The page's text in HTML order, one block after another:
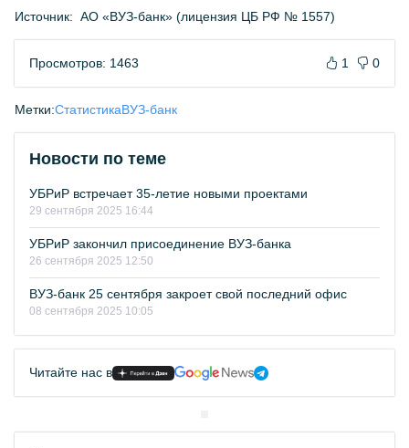
Источник: АО «ВУЗ-банк» (лицензия ЦБ РФ № 1557)
Просмотров: 1463 1 0
Метки:СтатистикаВУЗ-банк
Новости по теме
УБРиР встречает 35-летие новыми проектами
29 сентября 2025 16:44
УБРиР закончил присоединение ВУЗ-банка
26 сентября 2025 12:50
ВУЗ-банк 25 сентября закроет свой последний офис
08 сентября 2025 10:05
Читайте нас в